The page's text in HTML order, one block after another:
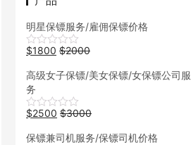
明星保镖服务/雇佣保镖价格
$1800 $2000
高级女子保镖/美女保镖/女保镖公司服
务
$2500 $3000
保镖兼司机服务/保镖司机价格